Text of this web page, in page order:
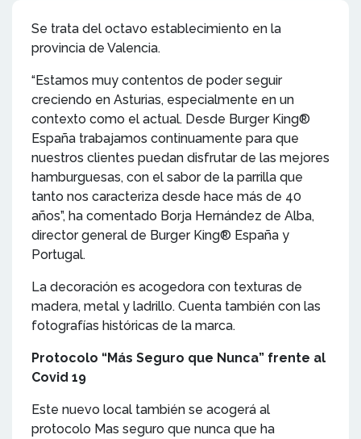
Se trata del octavo establecimiento en la
provincia de Valencia.
“Estamos muy contentos de poder seguir
creciendo en Asturias, especialmente en un
contexto como el actual. Desde Burger King®
España trabajamos continuamente para que
nuestros clientes puedan disfrutar de las mejores
hamburguesas, con el sabor de la parrilla que
tanto nos caracteriza desde hace más de 40
años”, ha comentado Borja Hernández de Alba,
director general de Burger King® España y
Portugal.
La decoración es acogedora con texturas de
madera, metal y ladrillo. Cuenta también con las
fotografías históricas de la marca.
Protocolo “Más Seguro que Nunca” frente al
Covid 19
Este nuevo local también se acogerá al
protocolo Mas seguro que nunca que ha